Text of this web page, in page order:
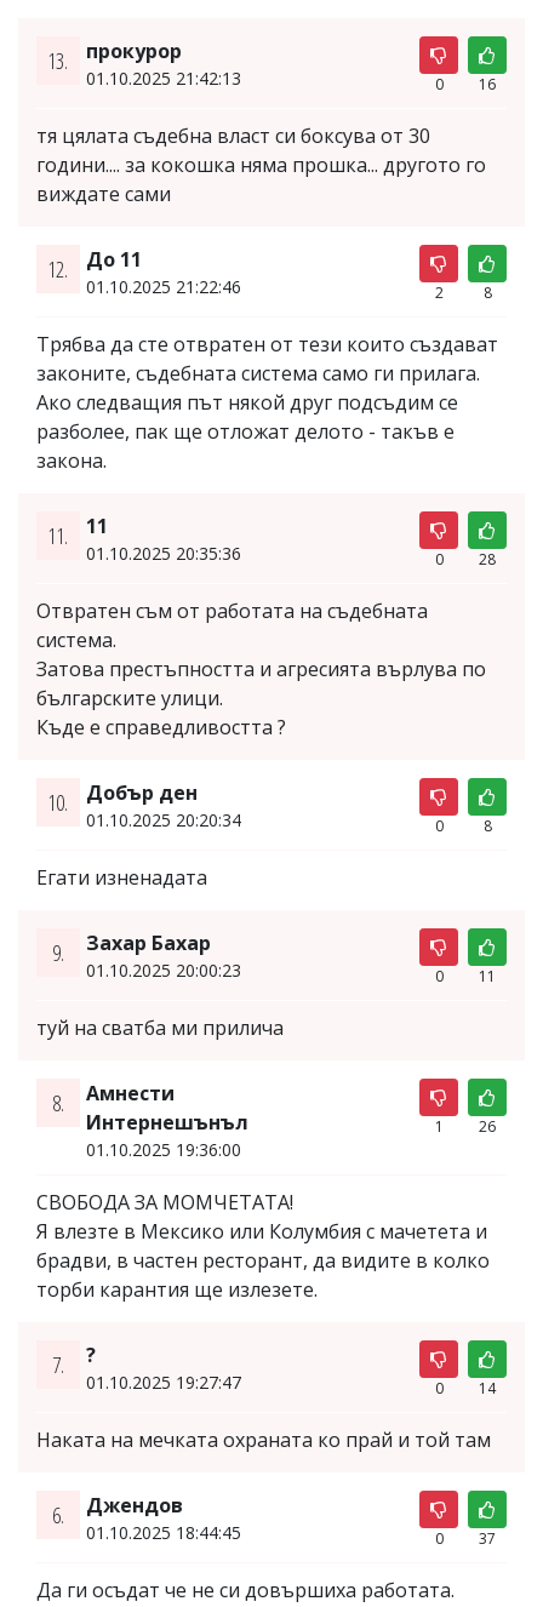
13. прокурор
01.10.2025 21:42:13 0 16
тя цялата съдебна власт си боксува от 30
години.... за кокошка няма прошка... другото го
виждате сами
12. До 11
01.10.2025 21:22:46 2 8
Трябва да сте отвратен от тези които създават
законите, съдебната система само ги прилага.
Ако следващия път някой друг подсъдим се
разболее, пак ще отложат делото - такъв е
закона.
11. 11
01.10.2025 20:35:36 0 28
Отвратен съм от работата на съдебната
система.
Затова престъпността и агресията върлува по
българските улици.
Къде е справедливостта ?
10. Добър ден
01.10.2025 20:20:34 0 8
Егати изненадата
9. Захар Бахар
01.10.2025 20:00:23 0 11
туй на сватба ми прилича
8.
Амнести
Интернешънъл
01.10.2025 19:36:00
1 26
СВОБОДА ЗА МОМЧЕТАТА!
Я влезте в Мексико или Колумбия с мачетета и
брадви, в частен ресторант, да видите в колко
торби карантия ще излезете.
7. ?
01.10.2025 19:27:47 0 14
Наката на мечката охраната ко прай и той там
6. Джендов
01.10.2025 18:44:45 0 37
Да ги осъдат че не си довършиха работата.